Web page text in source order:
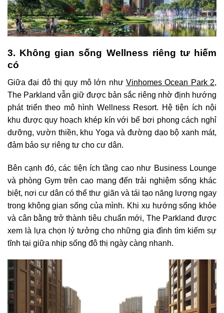
3. Không gian sống Wellness riêng tư hiếm
có
Giữa đại đô thị quy mô lớn như Vinhomes Ocean Park 2,
The Parkland vẫn giữ được bản sắc riêng nhờ định hướng
phát triển theo mô hình Wellness Resort. Hệ tiện ích nội
khu được quy hoạch khép kín với bể bơi phong cách nghỉ
dưỡng, vườn thiền, khu Yoga và đường dạo bộ xanh mát,
đảm bảo sự riêng tư cho cư dân.
Bên cạnh đó, các tiện ích tầng cao như Business Lounge
và phòng Gym trên cao mang đến trải nghiệm sống khác
biệt, nơi cư dân có thể thư giãn và tái tạo năng lượng ngay
trong không gian sống của mình. Khi xu hướng sống khỏe
và cân bằng trở thành tiêu chuẩn mới, The Parkland được
xem là lựa chọn lý tưởng cho những gia đình tìm kiếm sự
tĩnh tại giữa nhịp sống đô thị ngày càng nhanh.